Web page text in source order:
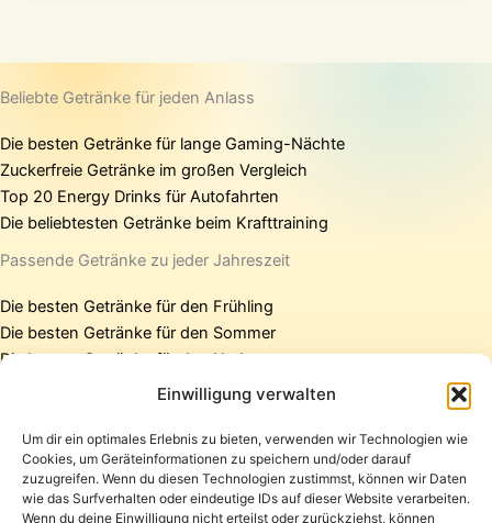
Einwilligung verwalten
Um dir ein optimales Erlebnis zu bieten, verwenden wir Technologien wie
Cookies, um Geräteinformationen zu speichern und/oder darauf
zuzugreifen. Wenn du diesen Technologien zustimmst, können wir Daten
wie das Surfverhalten oder eindeutige IDs auf dieser Website verarbeiten.
Wenn du deine Einwilligung nicht erteilst oder zurückziehst, können
Beliebte Getränke für jeden Anlass
Die besten Getränke für lange Gaming-Nächte
Zuckerfreie Getränke im großen Vergleich
Top 20 Energy Drinks für Autofahrten
Die beliebtesten Getränke beim Krafttraining
Passende Getränke zu jeder Jahreszeit
Die besten Getränke für den Frühling
Die besten Getränke für den Sommer
Die besten Getränke für den Herbst
Die besten Getränke für den Winter
Startseite
Presse